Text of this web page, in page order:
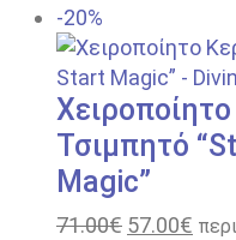
-20%
Τσιμπητό
Magic”
71.00€ 57.00€